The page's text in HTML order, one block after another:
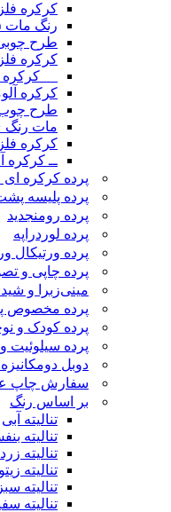
کرکره فلزی
رنگ مات ۲۵.م.م
طرح چوبی
کرکره فلزی
__ کرکره فلزی
کرکره
طرح چوب
مات رنگ ۱۶.م.م
کرکره فلزی
ــ کرکره
پرده کرکره
پرده پلیسه
پرده رومنجدید
پرده لوردراپه
پرده ورتیکال
پرده چاپی و
مینی‌زبرا و
پرده مخصوص
پرده کودک و
پرده سیلوئیت
دوبل
سفارش چاپ
بر اساس رنگ
تنالیته آبی
تنالیته
تنالیته زرد
تنالیته
تنالیته سبز
تنالیته